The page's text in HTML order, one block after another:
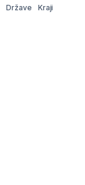
Države
Kraji